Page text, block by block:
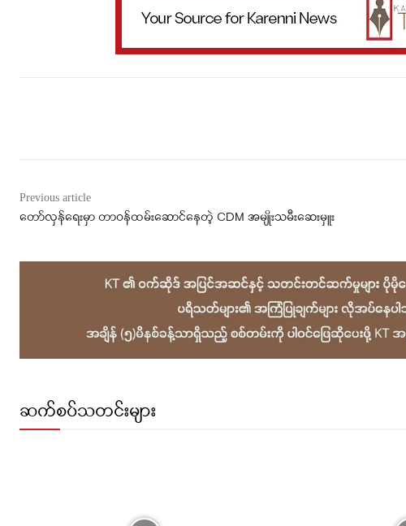
Previous article
တော်လှန်ရေးမှာ တာဝန်ထမ်းဆောင်နေတဲ့ CDM အမျိုးသမီးဆေးမှူး
ဆက်စပ်သတင်းများ